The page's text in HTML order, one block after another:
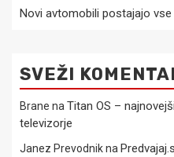
Novi avtomobili postajajo vse
SVEŽI
Brane na Titan OS –
televizorje
Janez Prevodnikna